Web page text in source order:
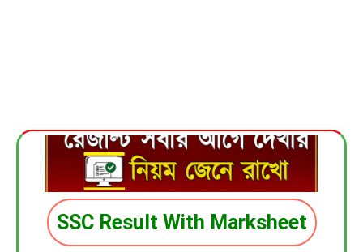
SSC Result With Marksheet